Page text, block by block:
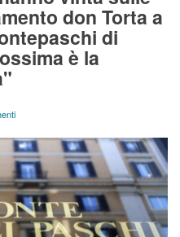
don Torta a
di
è la